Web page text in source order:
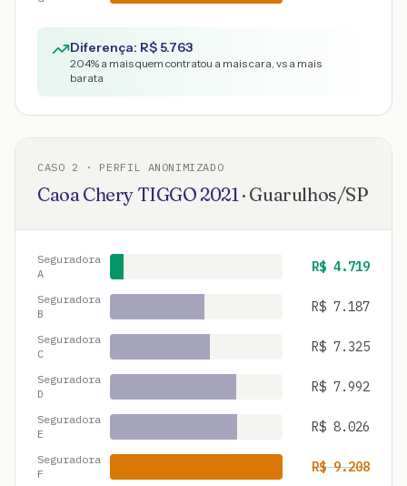
Diferença: R$5.763
204% a mais quem contratou a mais cara, vs a mais
barata
CASO 2 · PERFIL ANONIMIZADO
Caoa Chery TIGGO 2021· Guarulhos/SP
Seguradora
A
R$ 4.719
Seguradora
B
R$ 7.187
Seguradora
C
R$ 7.325
Seguradora
D
R$ 7.992
Seguradora
E
R$ 8.026
Seguradora
F
R$9.208